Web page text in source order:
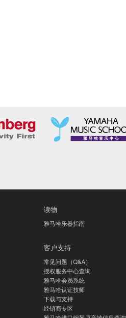
读物
雅马哈乐器指南
客户支持
常见问题（Q&A）
授权服务中心查询
雅马哈会员系统
雅马哈认证技师
下载与支持
经销商专区